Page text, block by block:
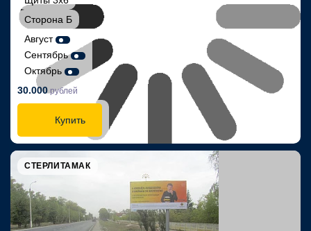
Сторона Б
Август
Сентябрь
Октябрь
30.000рублей
Купить
СТЕРЛИТАМАК